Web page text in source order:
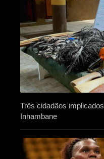
Três cidadãos
Inhambane